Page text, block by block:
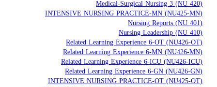
Medical-Surgical Nursing 3 (NU 420)
INTENSIVE NURSING PRACTICE-MN (NU425-MN)
Nursing Reports (NU 401)
Nursing Leadership (NU 410)
Related Learning Experience 6-OT (NU426-OT)
Related Learning Experience 6-MN (NU426-MN)
Related Learning Experience 6-ICU (NU426-ICU)
Related Learning Experience 6-GN (NU426-GN)
INTENSIVE NURSING PRACTICE-OT (NU425-OT)